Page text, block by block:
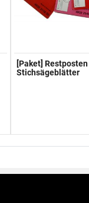
[Paket] Restposten
Stichsägeblätter